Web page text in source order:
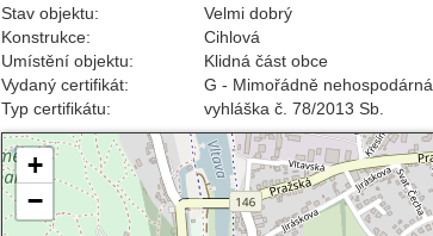
Stav objektu:
Velmi dobrý
Konstrukce:
Cihlová
Umístění objektu:
Klidná část obce
Vydaný certifikát:
G - Mimořádně nehospodárná
Typ certifikátu:
vyhláška č. 78/2013 Sb.
+
−